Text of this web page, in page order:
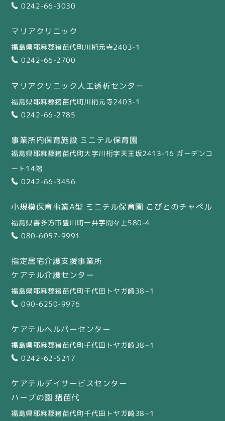
0242-66-3030
マリアクリニック
福島県耶麻郡猪苗代町川桁元寺2403-1
0242-66-2700
マリアクリニック人工透析センター
福島県耶麻郡猪苗代町川桁元寺2403-1
0242-66-2785
事業所内保育施設 ミニテル保育園
福島県耶麻郡猪苗代町大字川桁字天王坂2413-16 ガーデンコ
ート14階
0242-66-3456
小規模保育事業A型 ミニテル保育園 こびとのチャペル
福島県喜多方市豊川町一井字間々上580-4
080-6057-9991
指定居宅介護支援事業所
ケアテル介護センター
福島県耶麻郡猪苗代町千代田トヤガ崎38−1
090-6250-9976
ケアテルヘルパーセンター
福島県耶麻郡猪苗代町千代田トヤガ崎38−1
0242-62-5217
ケアテルデイサービスセンター
ハーブの園 猪苗代
福島県耶麻郡猪苗代町千代田トヤガ崎38−1